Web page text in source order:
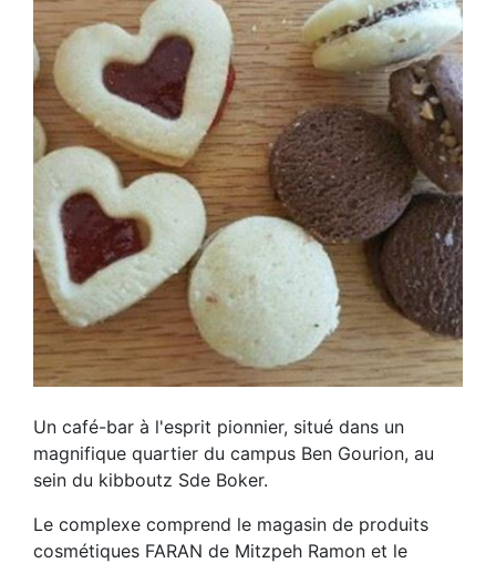
Un café-bar à l'esprit pionnier, situé dans un
magnifique quartier du campus Ben Gourion, au
sein du kibboutz Sde Boker.
Le complexe comprend le magasin de produits
cosmétiques FARAN de Mitzpeh Ramon et le